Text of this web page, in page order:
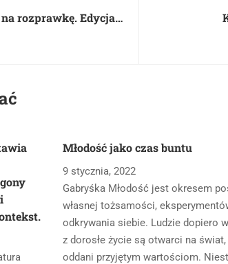
rozprawkę. Edycja
Młodość jako czas buntu
9 stycznia, 2022
Gabryśka Młodość jest okresem
własnej tożsamości,
odkrywania siebie. Ludzie dopiero
z dorosłe życie są otwarci na
oddani przyjętym wartościom.